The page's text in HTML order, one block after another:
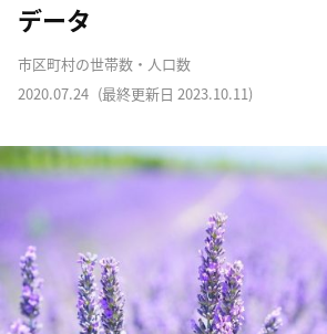
データ
市区町村の世帯数・人口数
2020.07.24 (最終更新日 2023.10.11)